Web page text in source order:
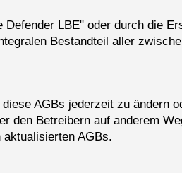
LBE" oder durch die
Bestandteil aller
AGBs jederzeit zu ändern
den Betreibern auf anderem
AGBs.